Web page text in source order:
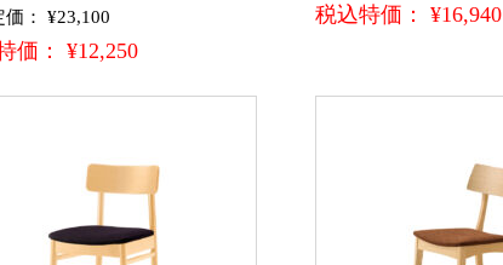
価： ¥23,100
価： ¥12,250
税込特価： ¥16,940